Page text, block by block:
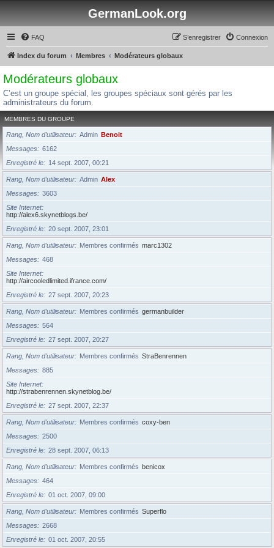
GermanLook.org
FAQ Connexion
S’enregistrer
Index du forum Membres Modérateurs globaux
Modérateurs globaux
C’est un groupe spécial, les groupes spéciaux sont gérés par les
administrateurs du forum.
MEMBRES DU GROUPE
Rang, Nom d’utilisateur Admin Benoit
Messages
6162
Enregistré le
14 sept. 2007, 00:21
Rang, Nom d’utilisateur Admin Alex
Messages
3603
Site Internet
http://alex6.skynetblogs.be/
Enregistré le
20 sept. 2007, 23:01
Rang, Nom d’utilisateur Membres confirmés marc1302
Messages
468
Site Internet
http://aircooledlimited.ifrance.com/
Enregistré le
27 sept. 2007, 20:23
Rang, Nom d’utilisateur Membres confirmés germanbuilder
Messages
564
Enregistré le
27 sept. 2007, 20:27
Rang, Nom d’utilisateur Membres confirmés StraBenrennen
Messages
885
Site Internet
http://strabenrennen.skynetblog.be/
Enregistré le
27 sept. 2007, 22:37
Rang, Nom d’utilisateur Membres confirmés coxy-ben
Messages
2500
Enregistré le
28 sept. 2007, 06:13
Rang, Nom d’utilisateur Membres confirmés benicox
Messages
464
Enregistré le
01 oct. 2007, 09:00
Rang, Nom d’utilisateur Membres confirmés Superflo
Messages
2668
Enregistré le
01 oct. 2007, 20:55